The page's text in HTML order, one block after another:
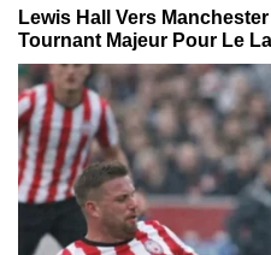
Lewis Hall Vers
Tournant Majeur Pour Le